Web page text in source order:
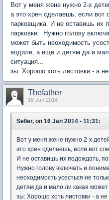
Вот у меня жене нужно 2-х
а это хрен сделаешь, если вот
парковщика. И не оставишь их
парковки. Нужно голову
может быть неоходимость
водиле, а еще и детям да и
ситуация...
зы: Хорошо хоть листовки - а
Thefather
16 Jan 2014
Seller, on 16 Jan 2014 - 11:31:
Вот у меня жене нужно 2-х
это хрен сделаешь, если вот
И не оставишь их подождать,
Нужно голову включать и
неоходимость усесться не
детям да и мало ли какая
зы: Хорошо хоть листовки - а